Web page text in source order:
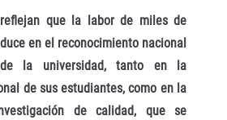
reflejan que la labor de miles de
en el reconocimiento nacional
la universidad, tanto en la
de sus estudiantes, como en la
de calidad, que se